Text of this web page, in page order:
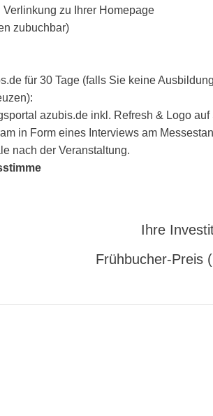
Verlinkung zu Ihrer Homepage
zubuchbar)
für 30 Tage (falls Sie keine
azubis.de inkl. Refresh & Logo auf
in Form eines Interviews am
nach der Veranstaltung.
Ihre
Frühbucher-Preis